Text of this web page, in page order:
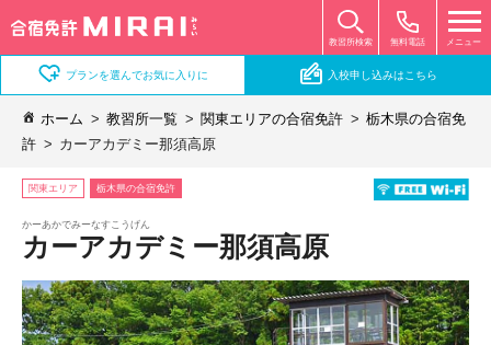
無料電話
教習所検索 メニュー
プランを選んでお気に入りに 入校申し込みはこちら
ホーム 教習所一覧 関東エリアの合宿免許
栃木県の合宿免
許
カーアカデミー那須高原
関東エリア 栃木県の合宿免許
かーあかでみーなすこうげん
カーアカデミー那須高原